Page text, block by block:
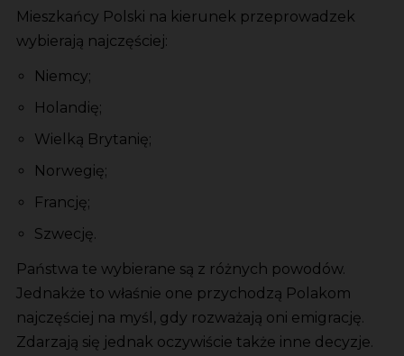
Mieszkańcy Polski na kierunek przeprowadzek
wybierają najczęściej:
Niemcy;
Holandię;
Wielką Brytanię;
Norwegię;
Francję;
Szwecję.
Państwa te wybierane są z różnych powodów.
Jednakże to właśnie one przychodzą Polakom
najczęściej na myśl, gdy rozważają oni emigrację.
Zdarzają się jednak oczywiście także inne decyzje.